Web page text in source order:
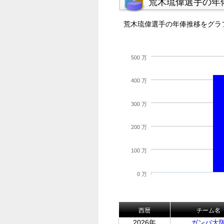
荒木琉偉選手の年俸推移をグ
0 万
100 万
200 万
300 万
400 万
500 万
西暦 チーム名
2026年 ガンバ大